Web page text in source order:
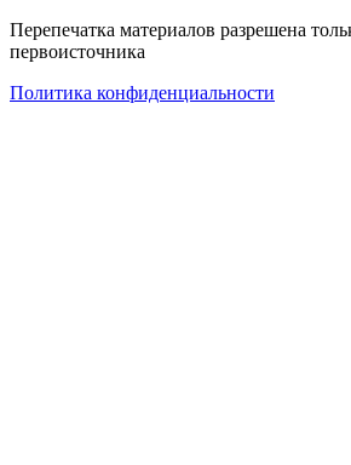
Перепечатка материалов разрешена
первоисточника
Политика конфиденциальности